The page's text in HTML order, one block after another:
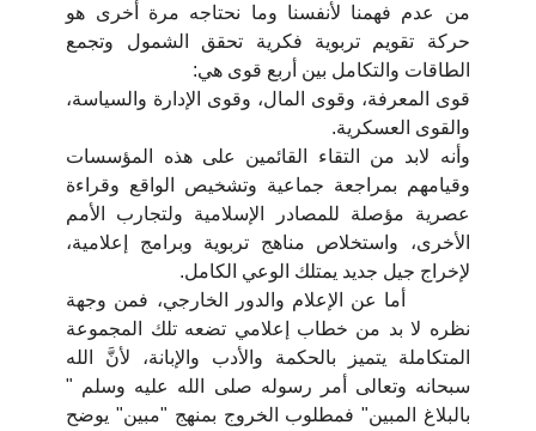
من عدم فهمنا لأنفسنا وما نحتاجه مرة أخرى هو
حركة تقويم تربوية فكرية تحقق الشمول وتجمع
الطاقات والتكامل بين أربع قوى هي:
قوى المعرفة، وقوى المال، وقوى الإدارة والسياسة،
والقوى العسكرية.
وأنه لابد من التقاء القائمين على هذه المؤسسات
وقيامهم بمراجعة جماعية وتشخيص الواقع وقراءة
عصرية مؤصلة للمصادر الإسلامية ولتجارب الأمم
الأخرى، واستخلاص مناهج تربوية وبرامج إعلامية،
لإخراج جيل جديد يمتلك الوعي الكامل.
أما عن الإعلام والدور الخارجي، فمن وجهة
نظره لا بد من خطاب إعلامي تضعه تلك المجموعة
المتكاملة يتميز بالحكمة والأدب والإبانة، لأنَّ الله
سبحانه وتعالى أمر رسوله صلى الله عليه وسلم "
بالبلاغ المبين" فمطلوب الخروج بمنهج "مبين" يوضح